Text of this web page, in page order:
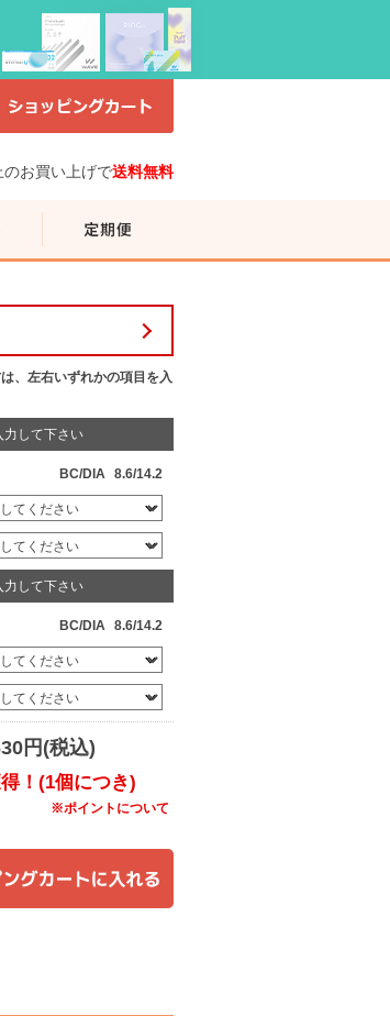
お買い上げで送料無料
、左右いずれかの項目を入
力して下さい
BC/DIA 8.6/14.2
力して下さい
BC/DIA 8.6/14.2
円(税込)
！(1個につき)
※ポイントについて